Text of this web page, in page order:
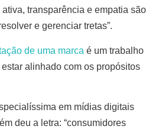
ativa, transparência e empatia são
e gerenciar tretas”.
de uma marca é um trabalho
alinhado com os propósitos
em mídias digitais
deu a letra: “consumidores